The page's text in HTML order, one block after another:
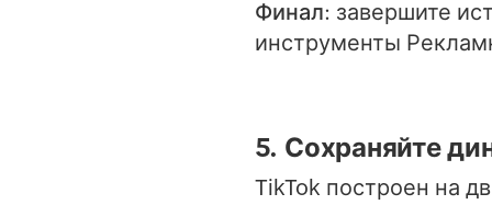
Финал: завершите
инструменты
5. Сохраняйте
TikTok построен на